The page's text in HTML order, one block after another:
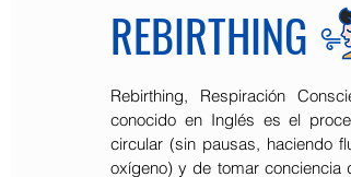
REBIRTHING
Rebirthing, Respiración
conocido en Inglés es el
circular (sin pausas, haciendo
oxígeno) y de tomar conciencia